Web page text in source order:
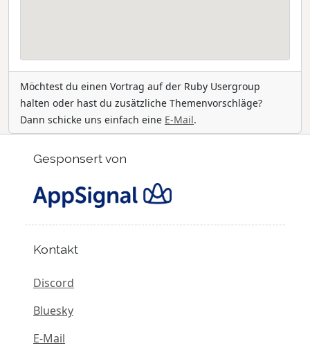
Möchtest du einen Vortrag auf der Ruby Usergroup
halten oder hast du zusätzliche Themenvorschläge?
Dann schicke uns einfach eine E-Mail.
Gesponsert von
Kontakt
Discord
Bluesky
E-Mail